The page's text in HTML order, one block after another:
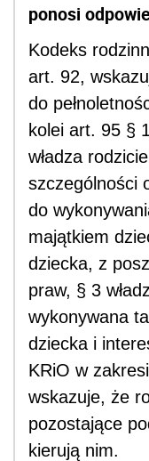
ponosi
Kodeks
art. 92,
do
kolei art. 95 §
władza
szczególności
do
majątkiem
dziecka, z
praw, § 3
wykonywana
dziecka i
KRiO w
wskazuje, że
pozostające
kierują nim.